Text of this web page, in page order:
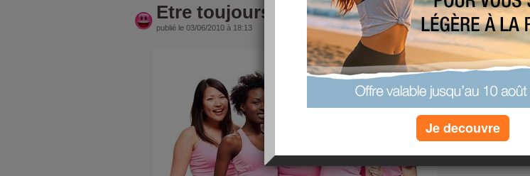
Etre toujours plus à votre écoute !
publié le 03/06/2010 à 18:13
Je decouvre